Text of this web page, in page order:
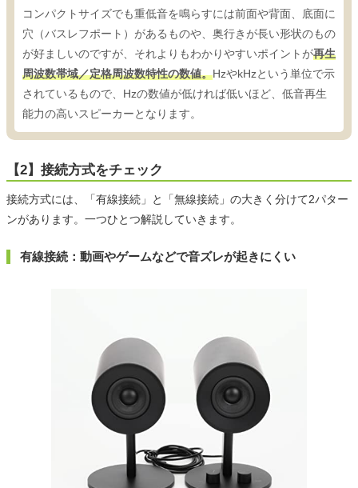
コンパクトサイズでも重低音を鳴らすには前面や背面、底面に
穴（バスレフポート）があるものや、奥行きが長い形状のもの
が好ましいのですが、それよりもわかりやすいポイントが再生
周波数帯域／定格周波数特性の数値。HzやkHzという単位で示
されているもので、Hzの数値が低ければ低いほど、低音再生
能力の高いスピーカーとなります。
【2】接続方式をチェック
接続方式には、「有線接続」と「無線接続」の大きく分けて2パター
ンがあります。一つひとつ解説していきます。
有線接続：動画やゲームなどで音ズレが起きにくい